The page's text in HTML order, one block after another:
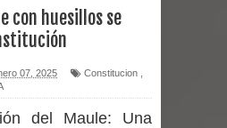
jornada de
contra la Influenza y otros
con huesillos se
07, 2025 Constitucion
del Maule: Una